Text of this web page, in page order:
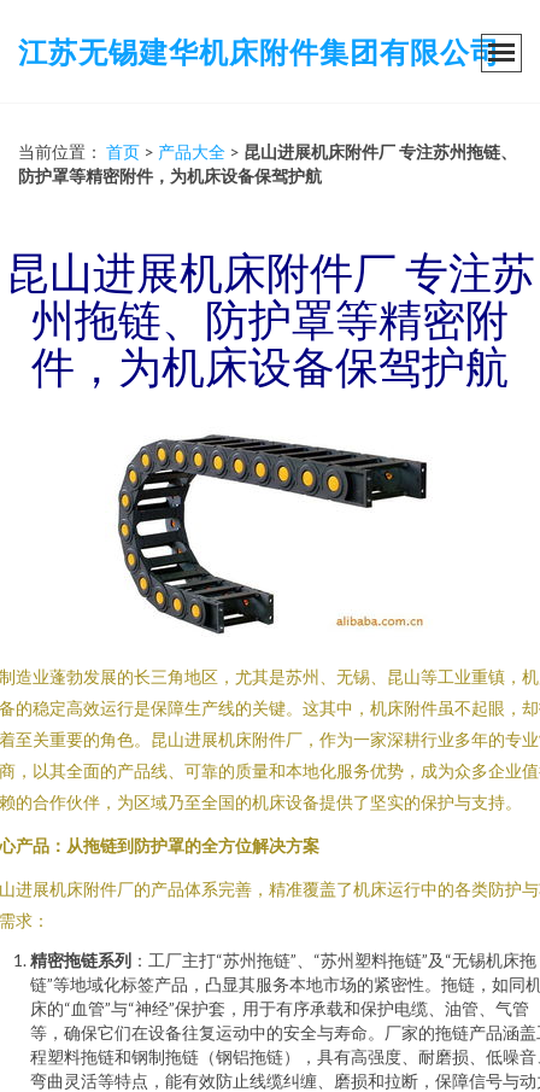
江苏无锡建华机床附件集团有限公司
当前位置： 首页 > 产品大全 > 昆山进展机床附件厂 专注苏州拖链、
防护罩等精密附件，为机床设备保驾护航
昆山进展机床附件厂 专注苏
州拖链、防护罩等精密附
件，为机床设备保驾护航
造业蓬勃发展的长三角地区，尤其是苏州、无锡、昆山等工业重镇，
的稳定高效运行是保障生产线的关键。这其中，机床附件虽不起眼，
至关重要的角色。昆山进展机床附件厂，作为一家深耕行业多年的专
，以其全面的产品线、可靠的质量和本地化服务优势，成为众多企业
的合作伙伴，为区域乃至全国的机床设备提供了坚实的保护与支持。
产品：从拖链到防护罩的全方位解决方案
进展机床附件厂的产品体系完善，精准覆盖了机床运行中的各类防护
求：
精密拖链系列 ：工厂主打“苏州拖链”、“苏州塑料拖链”及“无锡机床拖
链”等地域化标签产品，凸显其服务本地市场的紧密性。拖链，如同
床的“血管”与“神经”保护套，用于有序承载和保护电缆、油管、气管
等，确保它们在设备往复运动中的安全与寿命。厂家的拖链产品涵盖
程塑料拖链和钢制拖链（钢铝拖链），具有高强度、耐磨损、低噪音
弯曲灵活等特点，能有效防止线缆纠缠、磨损和拉断，保障信号与动